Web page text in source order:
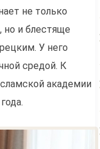
не только
но и блестяще
У него
средой. К
академии